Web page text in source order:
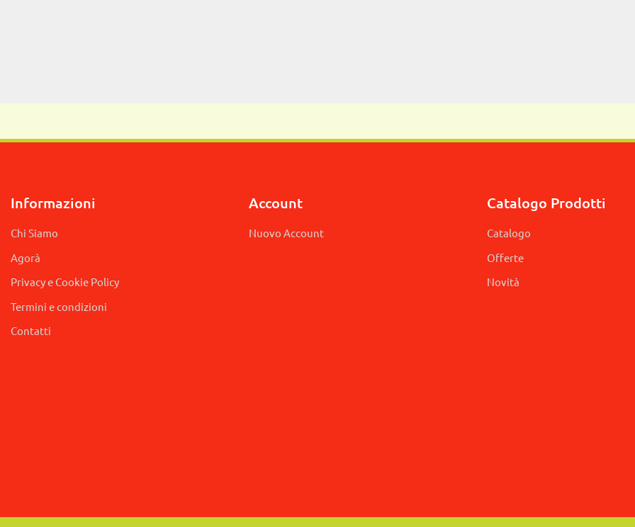
Informazioni
Chi Siamo
Agorà
Privacy e Cookie Policy
Termini e condizioni
Contatti
Account
Nuovo Account
Catalogo Prodotti
Catalogo
Offerte
Novità